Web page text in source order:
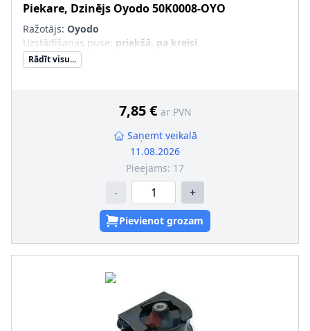
Piekare, Dzinējs Oyodo50K0008-OYO
Ražotājs: Oyodo
Uzstādīšanas puse: priekšā, pa kreisi
Rādīt visu...
7,85 € ar PVN
Saņemt veikalā
11.08.2026
Pieejams: 17
- +
Pievienot grozam